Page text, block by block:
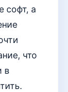
софт, а
что
в